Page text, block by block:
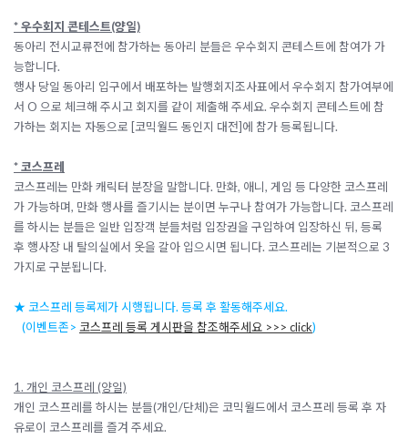
* 우수회지 콘테스트(양일)
동아리 전시교류전에 참가하는 동아리 분들은 우수회지 콘테스트에 참여가 가
능합니다.
행사 당일 동아리 입구에서 배포하는 발행회지조사표에서 우수회지 참가여부에
서 O 으로 체크해 주시고 회지를 같이 제출해 주세요. 우수회지 콘테스트에 참
가하는 회지는 자동으로 [코믹월드 동인지 대전]에 참가 등록됩니다.
* 코스프레
코스프레는 만화 캐릭터 분장을 말합니다. 만화, 애니, 게임 등 다양한 코스프레
가 가능하며, 만화 행사를 즐기시는 분이면 누구나 참여가 가능합니다. 코스프레
를 하시는 분들은 일반 입장객 분들처럼 입장권을 구입하여 입장하신 뒤, 등록
후 행사장 내 탈의실에서 옷을 갈아 입으시면 됩니다. 코스프레는 기본적으로 3
가지로 구분됩니다.
★ 코스프레 등록제가 시행됩니다. 등록 후 활동해주세요.
(이벤트존> 코스프레 등록 게시판을 참조해주세요 >>> click)
1. 개인 코스프레 (양일)
개인 코스프레를 하시는 분들(개인/단체)은 코믹월드에서 코스프레 등록 후 자
유로이 코스프레를 즐겨 주세요.